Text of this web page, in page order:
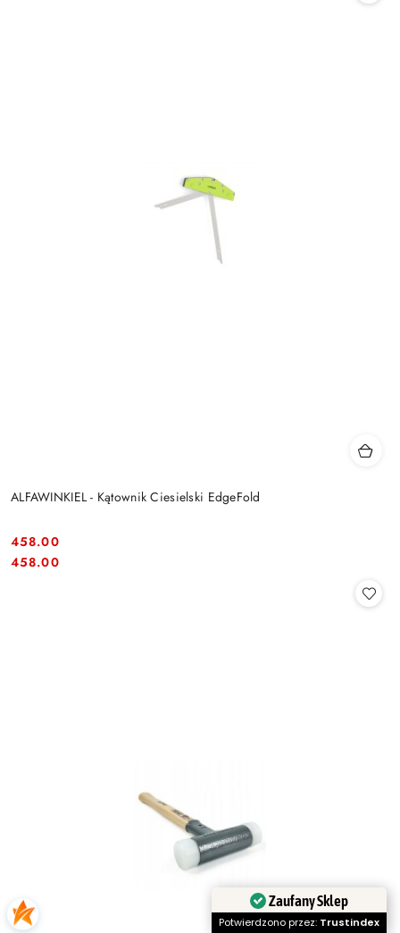
ALFAWINKIEL - Kątownik Ciesielski EdgeFold
Cena:
458.00
Cena:
458.00
Zaufany Sklep
Potwierdzono przez: Trustindex